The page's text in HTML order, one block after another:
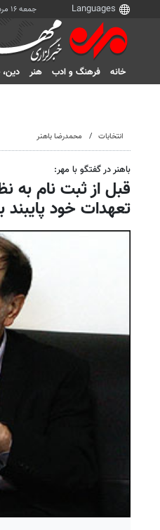
جمعه ۱۶ مرداد ۱۴۰۵
خانه فرهنگ و ادب هنر دين،
انتخابات محمدرضا باهنر
باهنر در گفتگو با مهر:
قبل از ثبت نام به
تعهدات خود پایبند